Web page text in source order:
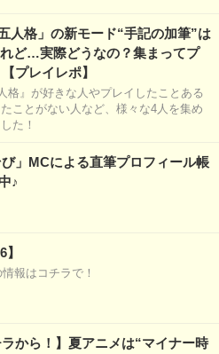
人格」の新モード“手記の加筆”は
ど…実際どうなの？集まってプ
プレイレポ】
格』が好きな人やプレイしたことある
ことがない人など、様々な4人を集め
た！
び」MCによる直筆プロフィール帳
♪
報はコチラで！
ラから！】夏アニメは“マイナー時